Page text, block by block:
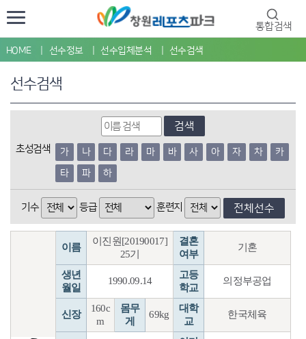
통합검색
HOME 선수정보 선수입체분석 선수검색
선수검색
검색
초성검색 가 나 다 라 마 바 사 아 자 차
카
타
파 하
기수 등급 훈련지 전체선수
이름
이진원[20190017]
25기
결혼
여부
기혼
생년
월일
1990.09.14
고등
학교
의정부공업
신장
160c
m
몸무
게
69kg
대학
교
한국체육